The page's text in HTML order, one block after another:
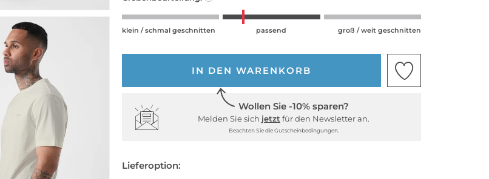
klein / schmal geschnitten passend groß / weit geschnitten
IN DEN WARENKORB
Wollen Sie -10% sparen?
Melden Sie sich jetzt für den Newsletter an.
Beachten Sie die Gutscheinbedingungen.
Lieferoption: